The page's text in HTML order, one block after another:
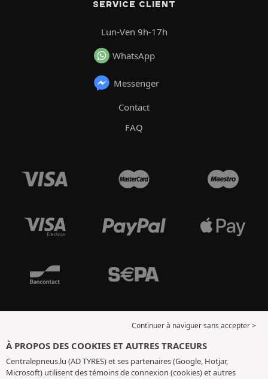
SERVICE CLIENT
Lun-Ven 9h-17h
WhatsApp
Messenger
Contact
FAQ
Continuer à naviguer sans accepter >
À PROPOS DES COOKIES ET AUTRES TRACEURS
Centralepneus.lu (AD TYRES) et ses partenaires (Google, Hotjar,
Microsoft) utilisent des témoins de connexion (cookies) et autres